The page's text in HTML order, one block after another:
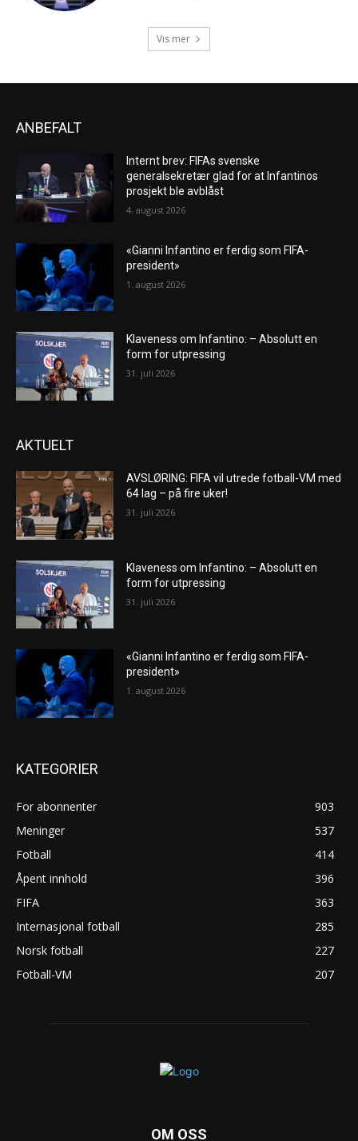
Vis mer
ANBEFALT
Internt brev: FIFAs svenske
generalsekretær glad for at Infantinos
prosjekt ble avblåst
4. august 2026
«Gianni Infantino er ferdig som FIFA-
president»
1. august 2026
Klaveness om Infantino: – Absolutt en
form for utpressing
31. juli 2026
AKTUELT
AVSLØRING: FIFA vil utrede fotball-VM med
64 lag – på fire uker!
31. juli 2026
Klaveness om Infantino: – Absolutt en
form for utpressing
31. juli 2026
«Gianni Infantino er ferdig som FIFA-
president»
1. august 2026
KATEGORIER
For abonnenter
903
Meninger
537
Fotball
414
Åpent innhold
396
FIFA
363
Internasjonal fotball
285
Norsk fotball
227
Fotball-VM
207
OM OSS